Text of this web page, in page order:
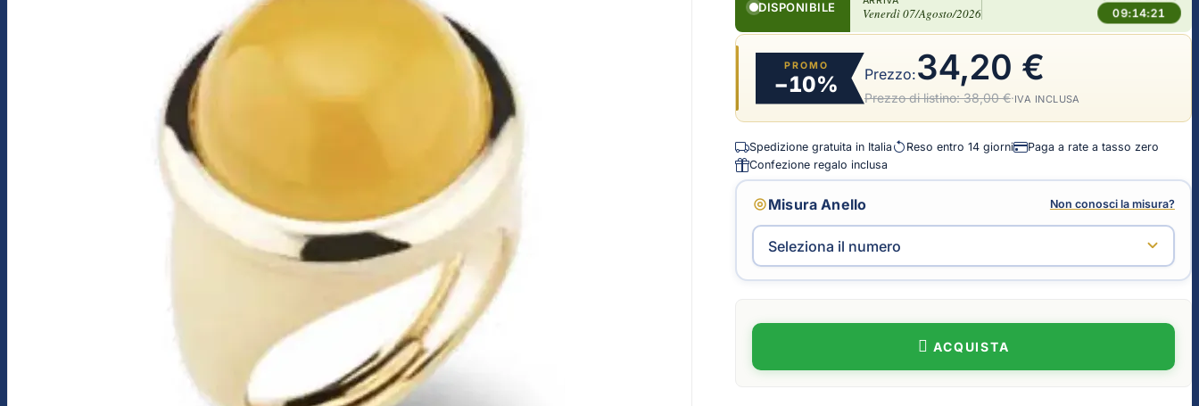
DISPONIBILE Venerdì 07/Agosto/2026 09:14:20
PROMO
−10% Prezzo:34,20 €
Prezzo di listino:38,00 €·IVA INCLUSA
Spedizione gratuita in Italia Reso entro 14 giorni
Paga a rate a tasso zero
Confezione regalo inclusa
Misura Anello Non conosci la misura?
ACQUISTA